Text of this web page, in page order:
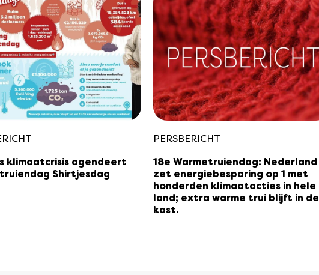
klimaatcrisis agendeert
Shirtjesdag
PERSBERICHT
18e Warmetruiendag: Nederland
zet energiebesparing op 1 met
honderden klimaatacties in hele
land; extra warme trui blijft in de
kast.